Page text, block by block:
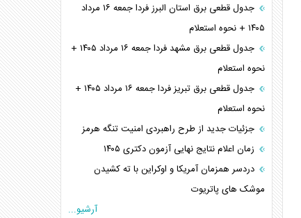
جدول قطعی برق استان البرز فردا جمعه ۱۶ مرداد
۱۴۰۵ + نحوه استعلام
جدول قطعی برق مشهد فردا جمعه ۱۶ مرداد ۱۴۰۵ +
نحوه استعلام
جدول قطعی برق تبریز فردا جمعه ۱۶ مرداد ۱۴۰۵ +
نحوه استعلام
جزئیات جدید از طرح راهبردی امنیت تنگه هرمز
زمان اعلام نتایج نهایی آزمون دکتری ۱۴۰۵
دردسر همزمان آمریکا و اوکراین با ته کشیدن
موشک های پاتریوت
آرشیو...